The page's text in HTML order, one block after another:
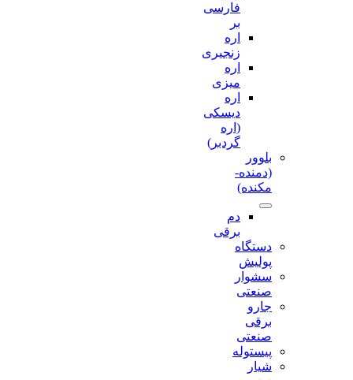
فارسی
زنجیری
دیسکی
گردبر)
بلوور
(دمنده-
مکنده)
دستگاه
پولیش
سشوار
صنعتی
جارو
صنعتی
پیستوله
شیار